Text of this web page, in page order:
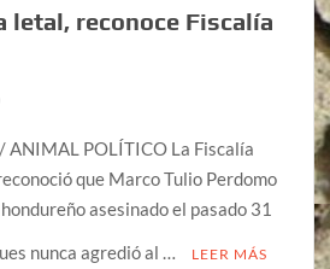
letal, reconoce Fiscalía
ANIMAL POLÍTICO La Fiscalía
que Marco Tulio Perdomo
asesinado el pasado 31
nunca agredió al …
LEER MÁS